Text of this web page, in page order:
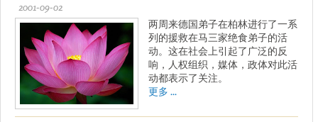
2001-09-02
两周来德国弟子在柏林进行了一系
列的援救在马三家绝食弟子的活
动。这在社会上引起了广泛的反
响，人权组织，媒体，政体对此活
动都表示了关注。
更多 ...